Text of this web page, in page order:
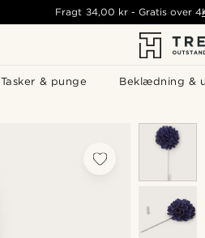
Tasker & punge Beklædning &
Fragt 34,00 kr- Gratis over